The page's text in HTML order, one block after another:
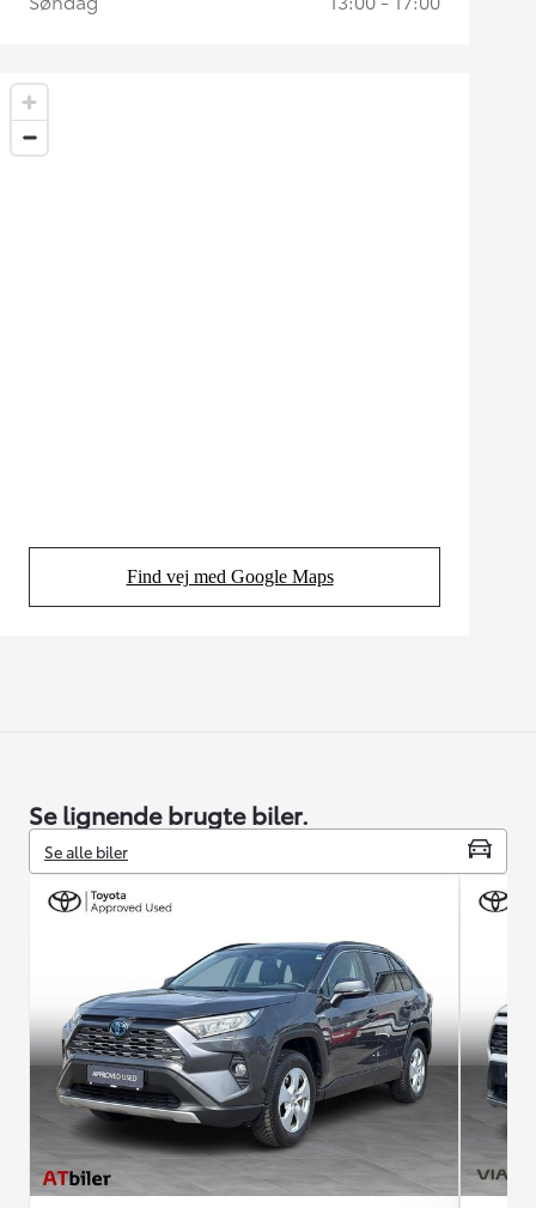
Find vej med Google Maps
(Opens in new tab)
Se lignende brugte biler.
Se alle biler